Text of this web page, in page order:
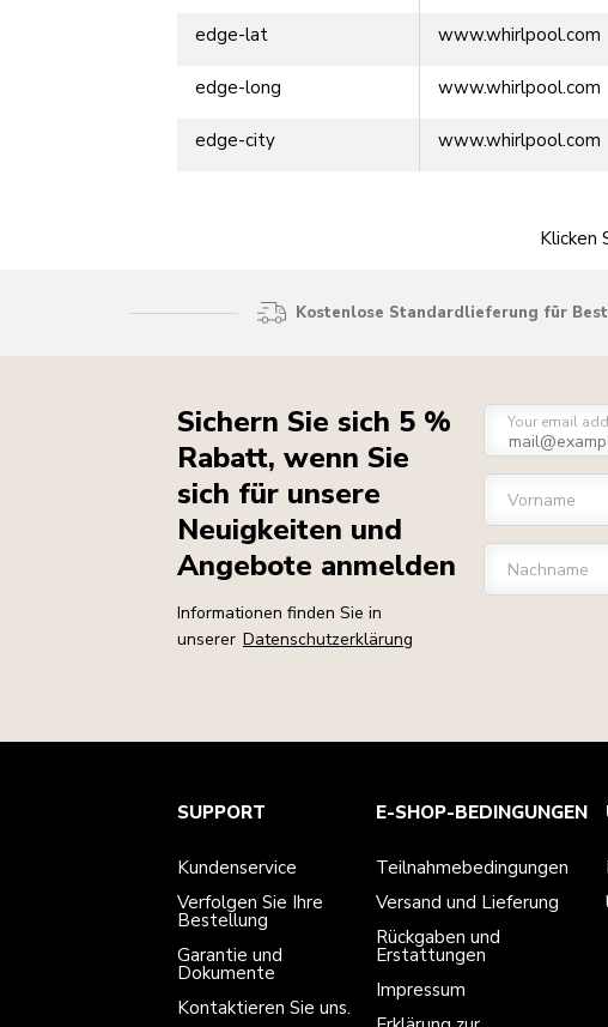
edge-lat www.whirlpool.com
edge-long www.whirlpool.com
edge-city www.whirlpool.com
Klicken
Kostenlose Standardlieferung für
Sichern Sie sich 5 %
Rabatt, wenn Sie
sich für unsere
Neuigkeiten und
Angebote anmelden
Informationen finden Sie in
unserer Datenschutzerklärung
Your email
Vorname
Nachname
Kundenservice
Verfolgen Sie Ihre Bestellung
Häufig gestellte fragen
Teilnahmebedingungen
Versand und Lieferung
Erklärung zur Barrierefreiheit
Die Marke
Unsere Geschichte
Händlersuche
SUPPORT
Kundenservice
Verfolgen Sie Ihre
Bestellung
Garantie und
Dokumente
Kontaktieren Sie uns.
E-SHOP-BEDINGUNGEN
Teilnahmebedingungen
Versand und Lieferung
Rückgaben und
Erstattungen
Impressum